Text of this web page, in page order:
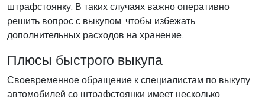
штрафстоянку. В таких случаях важно оперативно
решить вопрос с выкупом, чтобы избежать
дополнительных расходов на хранение.
Плюсы быстрого выкупа
Своевременное обращение к специалистам по выкупу
автомобилей со штрафстоянки имеет несколько